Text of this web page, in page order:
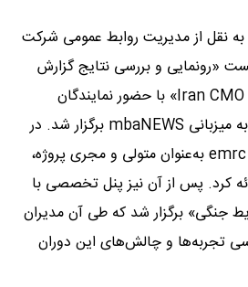
به نقل از مدیریت روابط عمومی شرکت
«رونمایی و بررسی نتایج گزارش
Iran CMO Annual Report 1404» با حضور نمایندگان
برندهای مشارکت‌کننده و به میزبانی mbaNEWS برگزار شد. در
ابتدای این جلسه، شرکت emrc به‌عنوان متولی و مجری پروژه،
کرد. پس از آن نیز پنل تخصصی با
جنگی» برگزار شد که طی آن مدیران
تجربه‌ها و چالش‌های این دوران